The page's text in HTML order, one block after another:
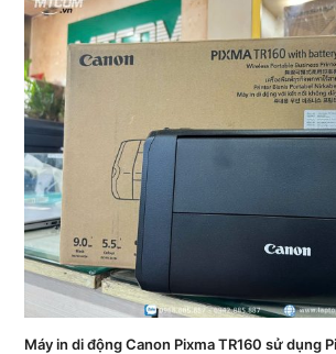
Máy in di động Canon Pixma TR160 sử dụng